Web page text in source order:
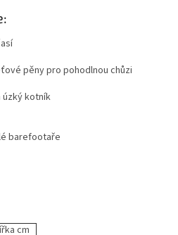
pěny pro pohodlnou chůzi
úzký kotník
barefootaře
cm